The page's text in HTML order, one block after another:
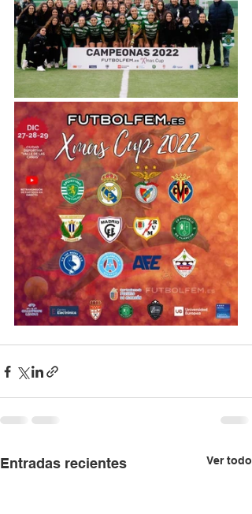
Entradas recientes Ver todo